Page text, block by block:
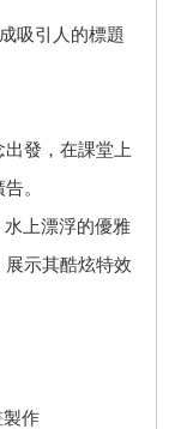
吸引人的標題
發，在課堂上
。
水上漂浮的優雅
示其酷炫特效
作